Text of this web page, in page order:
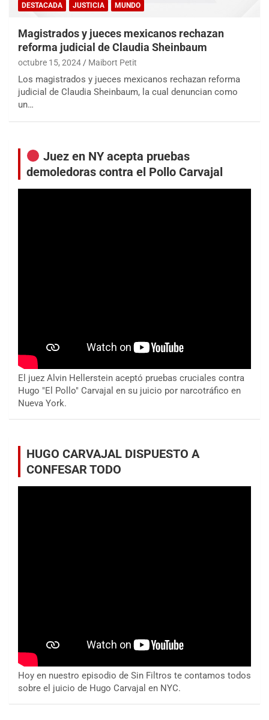
DESTACADA JUSTICIA MUNDO
Magistrados y jueces mexicanos rechazan
reforma judicial de Claudia Sheinbaum
octubre 15, 2024 Maibort Petit
Los magistrados y jueces mexicanos rechazan reforma
judicial de Claudia Sheinbaum, la cual denuncian como
un…
Juez en NY acepta pruebas
demoledoras contra el Pollo Carvajal
El juez Alvin Hellerstein aceptó pruebas cruciales contra
Hugo "El Pollo" Carvajal en su juicio por narcotráfico en
Nueva York.
HUGO CARVAJAL DISPUESTO A
CONFESAR TODO
Hoy en nuestro episodio de Sin Filtros te contamos todos
sobre el juicio de Hugo Carvajal en NYC.